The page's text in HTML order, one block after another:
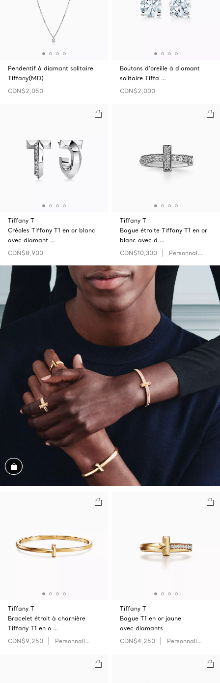
Pendentif à diamant solitaire
Tiffany(MD)
CDN$2,050
Boutons d’oreille à diamant
solitaire Tiffa …
CDN$2,000
Tiffany T
Créoles Tiffany T1 en or blanc
avec diamant …
CDN$8,900
Tiffany T
Bague étroite Tiffany T1 en or
blanc avec d …
CDN$10,300
Personnaliser
Magasiner cet assortiment
Tiffany T
Bracelet étroit à charnière
Tiffany T1 en o …
CDN$9,250
Personnaliser
Tiffany T
Bague T1 en or jaune
avec diamants
CDN$4,250
Personnaliser